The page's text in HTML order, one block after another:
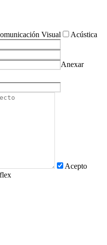
Visual Acústica
Anexar
Acepto